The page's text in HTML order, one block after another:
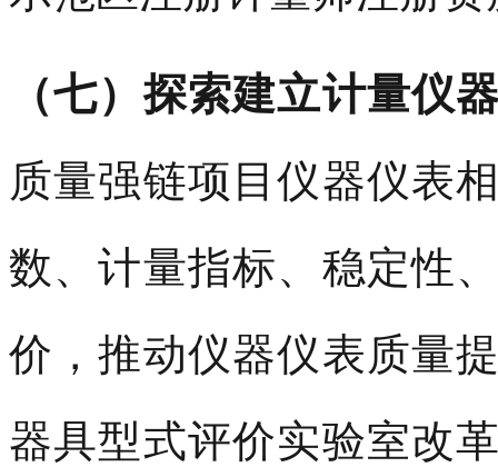
（七）探索建立计量仪
质量强链项目仪器仪表
数、计量指标、稳定性
价，推动仪器仪表质量
器具型式评价实验室改